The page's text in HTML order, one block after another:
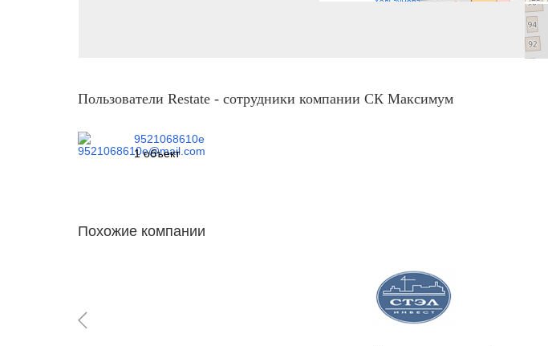
Пользователи Restate - сотрудники компании СК Максимум
9521068610e
1 объект
Похожие компании